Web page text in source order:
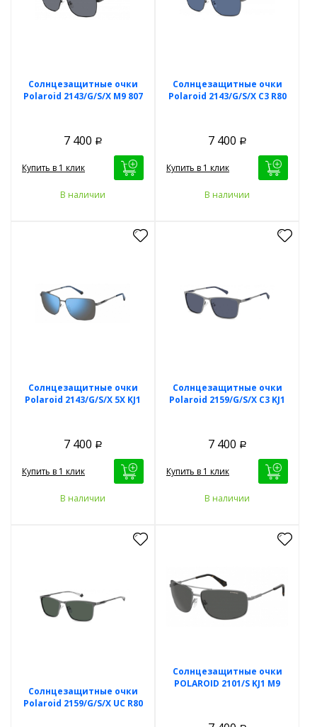
Солнцезащитные очки
Polaroid 2143/G/S/X M9 807
7 400 Р
Купить в 1 клик
В наличии
Солнцезащитные очки
Polaroid 2143/G/S/X C3 R80
7 400 Р
Купить в 1 клик
В наличии
Солнцезащитные очки
Polaroid 2143/G/S/X 5X KJ1
7 400 Р
Купить в 1 клик
В наличии
Солнцезащитные очки
Polaroid 2159/G/S/X C3 KJ1
7 400 Р
Купить в 1 клик
В наличии
Солнцезащитные очки
Polaroid 2159/G/S/X UC R80
Солнцезащитные очки
POLAROID 2101/S KJ1 M9